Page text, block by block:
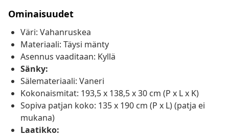
Ominaisuudet
Väri: Vahanruskea
Materiaali: Täysi mänty
Asennus vaaditaan: Kyllä
Sänky:
Sälemateriaali: Vaneri
Kokonaismitat: 193,5 x 138,5 x 30 cm (P x L x K)
Sopiva patjan koko: 135 x 190 cm (P x L) (patja ei
mukana)
Laatikko: